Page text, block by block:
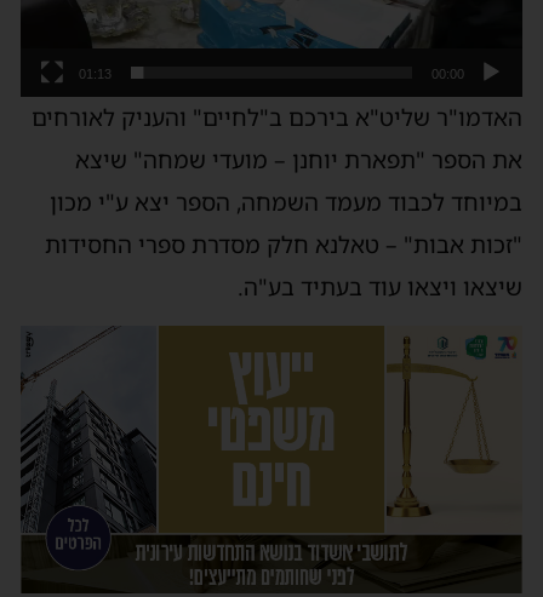
00:00
01:13
האדמו"ר שליט"א בירכם ב"לחיים" והעניק לאורחים
את הספר "תפארת יוחנן – מועדי שמחה" שיצא
במיוחד לכבוד מעמד השמחה, הספר יצא ע"י מכון
"זכות אבות" – טאלנא חלק מסדרת ספרי החסידות
שיצאו ויצאו עוד בעתיד בע"ה.